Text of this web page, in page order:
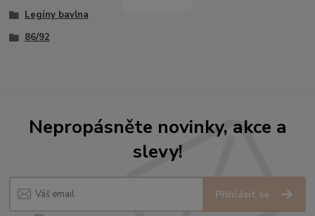
Legíny bavlna
86/92
Nepropásněte novinky, akce a
slevy!
Přihlásit se